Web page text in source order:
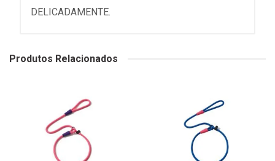
DELICADAMENTE.
Produtos Relacionados